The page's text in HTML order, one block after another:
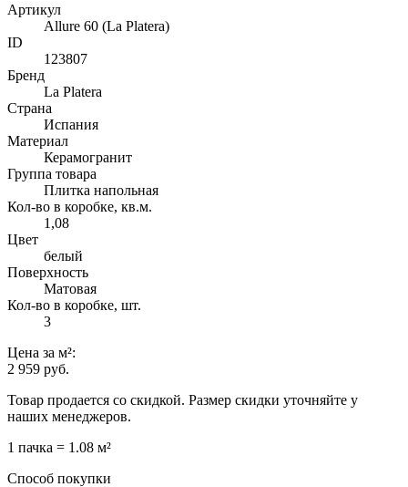
Артикул
Allure 60 (La Platera)
ID
123807
Бренд
La Platera
Страна
Испания
Материал
Керамогранит
Группа товара
Плитка напольная
Кол-во в коробке, кв.м.
1,08
Цвет
белый
Поверхность
Матовая
Кол-во в коробке, шт.
3
Цена за м²:
2 959 руб.
Товар продается со скидкой. Размер скидки уточняйте у
наших менеджеров.
1 пачка = 1.08 м²
Способ покупки